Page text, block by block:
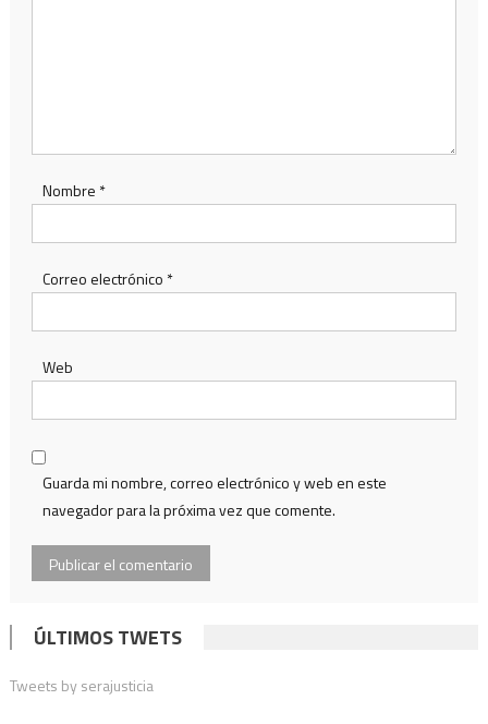
Nombre *
Correo electrónico *
Web
Guarda mi nombre, correo electrónico y web en este
navegador para la próxima vez que comente.
ÚLTIMOS TWETS
Tweets by serajusticia